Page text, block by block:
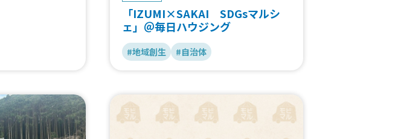
「IZUMI×SAKAI SDGsマルシ
ェ」＠毎日ハウジング
#地域創生 #自治体